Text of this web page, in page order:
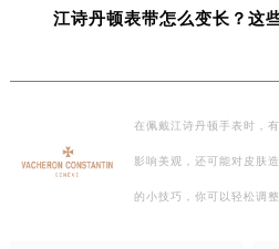
江诗丹顿表带怎么变长？这
在佩戴江诗丹顿手表时，
影响美观，还可能对皮肤
的小技巧，你可以轻松调